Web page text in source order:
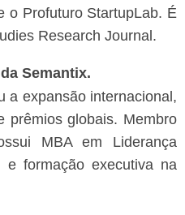
o Profuturo StartupLab. É
Research Journal.
Semantix.
a expansão internacional,
prêmios globais. Membro
MBA em Liderança
e formação executiva na